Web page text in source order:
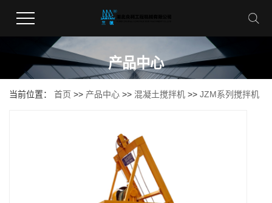
产品中心
当前位置： 首页 >> 产品中心 >> 混凝土搅拌机 >> JZM系列搅拌机